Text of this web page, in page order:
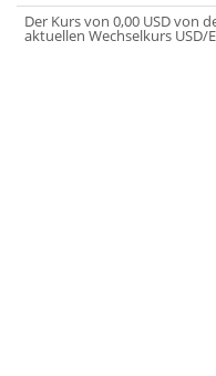
Der Kurs von 0,00 USD von
aktuellen Wechselkurs USD/